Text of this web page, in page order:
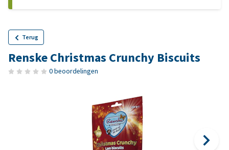
Terug
Renske Christmas Crunchy Biscuits
0 beoordelingen